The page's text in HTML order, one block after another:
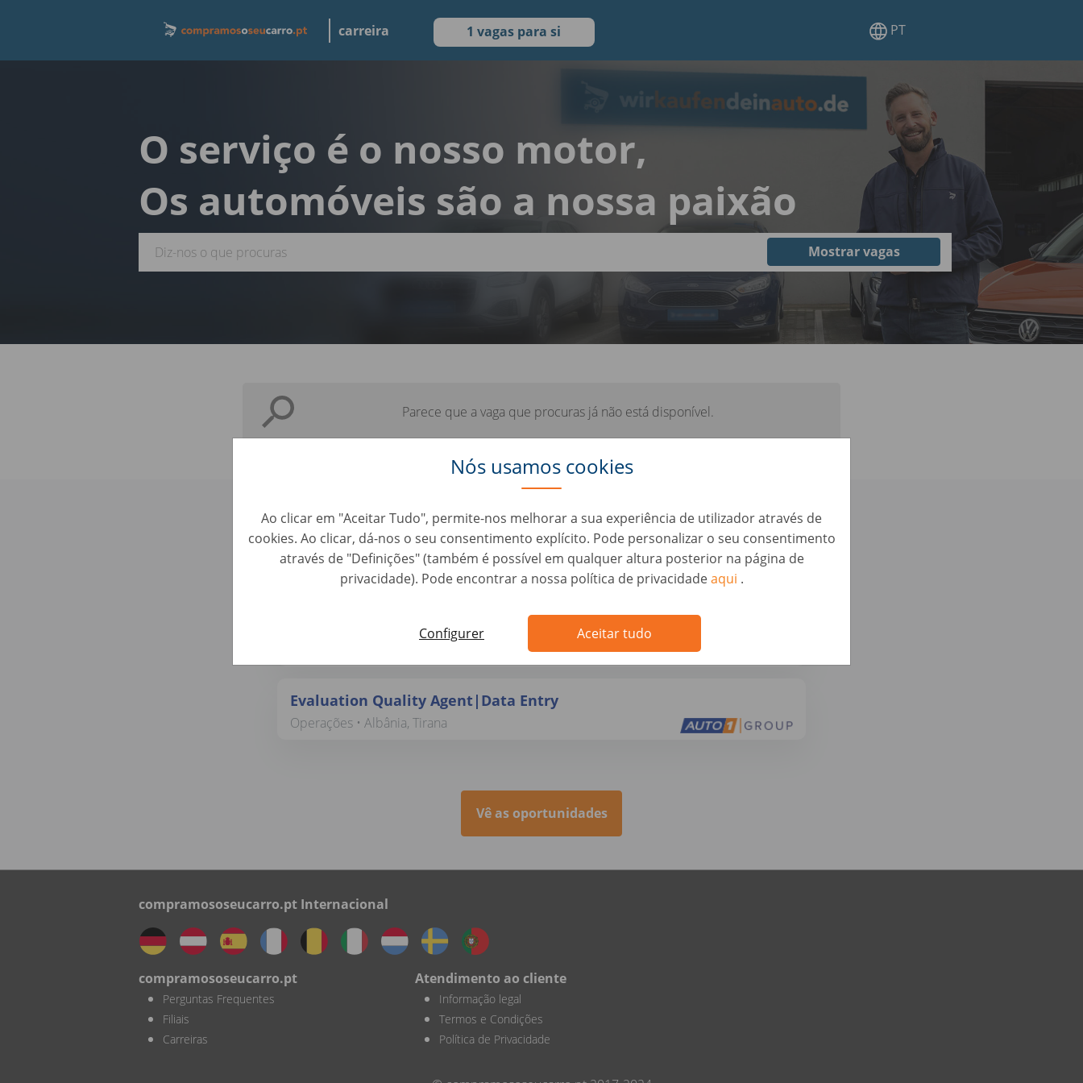
carreira 1 vagas para si PT
Nós usamos cookies
Ao clicar em "Aceitar Tudo", permite-nos melhorar a sua experiência de utilizador através de
cookies. Ao clicar, dá-nos o seu consentimento explícito. Pode personalizar o seu consentimento
através de "Definições" (também é possível em qualquer altura posterior na página de
privacidade). Pode encontrar a nossa política de privacidadeaqui .
Configurer Aceitar tudo
O serviço é o nosso motor,
Os automóveis são a nossa paixão
Mostrar vagas
Parece que a vaga que procuras já não está disponível.
Confere aqui algumas vagas parecidas que te podem
interessar:
Junior Business Development Manager
Evaluation Quality Agent|Data Entry
Operações • Albânia, Tirana
Vê as oportunidades
compramososeucarro.pt Internacional
compramososeucarro.pt
Perguntas Frequentes
Filiais
Carreiras
Atendimento ao cliente
Informação legal
Termos e Condições
Política de Privacidade